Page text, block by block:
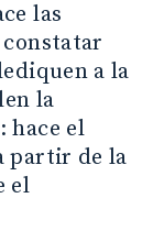
las
a la
la
hace el
partir de la
el